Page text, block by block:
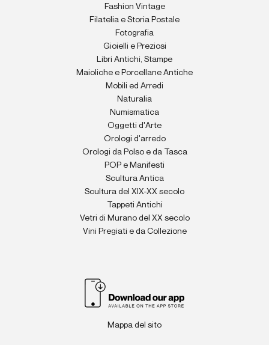
Fashion Vintage
Filatelia e Storia Postale
Fotografia
Gioielli e Preziosi
Libri Antichi, Stampe
Maioliche e Porcellane Antiche
Mobili ed Arredi
Naturalia
Numismatica
Oggetti d'Arte
Orologi d'arredo
Orologi da Polso e da Tasca
POP e Manifesti
Scultura Antica
Scultura del XIX-XX secolo
Tappeti Antichi
Vetri di Murano del XX secolo
Vini Pregiati e da Collezione
Mappa del sito